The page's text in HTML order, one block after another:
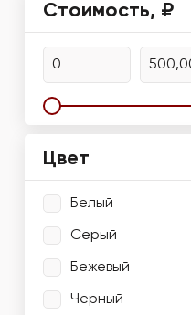
Стоимость, ₽
Цвет
Белый
Серый
Бежевый
Черный